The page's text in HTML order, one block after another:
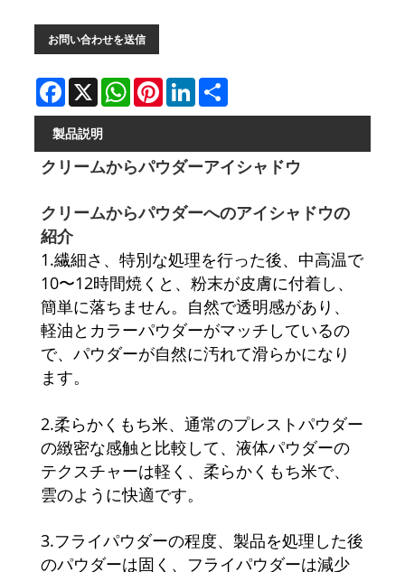
お問い合わせを送信
Facebook
X WhatsAppPinterestLinkedInShare
製品説明
クリームからパウダーアイシャドウ
クリームからパウダーへのアイシャドウの
紹介
1.繊細さ、特別な処理を行った後、中高温で
10〜12時間焼くと、粉末が皮膚に付着し、
簡単に落ちません。自然で透明感があり、
軽油とカラーパウダーがマッチしているの
で、パウダーが自然に汚れて滑らかになり
ます。
2.柔らかくもち米、通常のプレストパウダー
の緻密な感触と比較して、液体パウダーの
テクスチャーは軽く、柔らかくもち米で、
雲のように快適です。
3.フライパウダーの程度、製品を処理した後
のパウダーは固く、フライパウダーは減少